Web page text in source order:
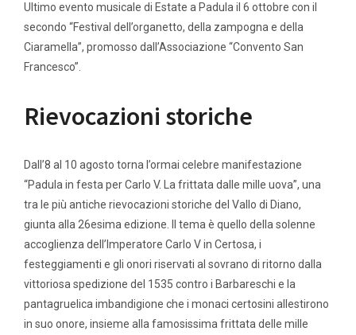
Ultimo evento musicale di Estate a Padula il 6 ottobre con il
secondo “Festival dell’organetto, della zampogna e della
Ciaramella”, promosso dall’Associazione “Convento San
Francesco”.
Rievocazioni storiche
Dall’8 al 10 agosto torna l’ormai celebre manifestazione
“Padula in festa per Carlo V. La frittata dalle mille uova”, una
tra le più antiche rievocazioni storiche del Vallo di Diano,
giunta alla 26esima edizione. Il tema è quello della solenne
accoglienza dell’Imperatore Carlo V in Certosa, i
festeggiamenti e gli onori riservati al sovrano di ritorno dalla
vittoriosa spedizione del 1535 contro i Barbareschi e la
pantagruelica imbandigione che i monaci certosini allestirono
in suo onore, insieme alla famosissima frittata delle mille